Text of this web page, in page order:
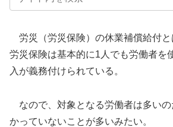
労災（労災保険）の休業補償給付と
労災保険は基本的に1人でも労働者を
入が義務付けられている。
なので、対象となる労働者は多いの
かっていないことが多いみたい。